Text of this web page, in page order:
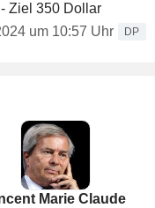
Ziel 350 Dollar
um 10:57 Uhr
DP
Marie Claude